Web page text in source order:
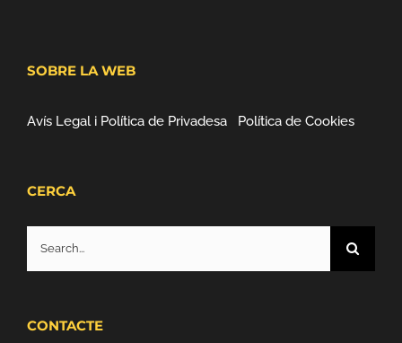
SOBRE LA WEB
Avís Legal i Política de Privadesa Política de Cookies
CERCA
Search
for:
CONTACTE